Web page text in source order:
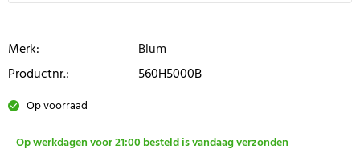
Merk:
Blum
Productnr.:
560H5000B
Op voorraad
Op werkdagen voor 21:00 besteld is vandaag verzonden